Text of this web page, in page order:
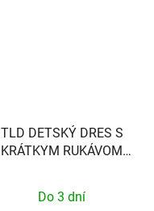
TLD DETSKÝ DRES S
KRÁTKYM RUKÁVOM
Do 3 dní